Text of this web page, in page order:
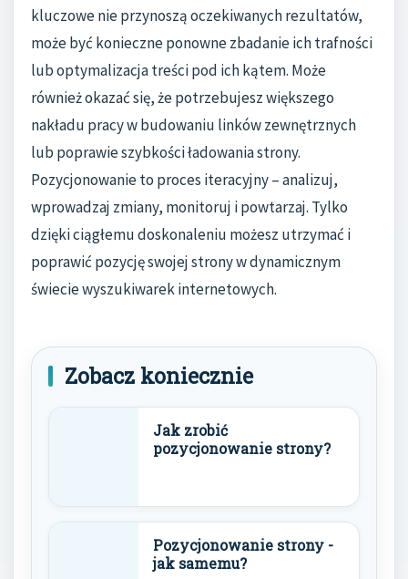
kluczowe nie przynoszą oczekiwanych rezultatów,
może być konieczne ponowne zbadanie ich trafności
lub optymalizacja treści pod ich kątem. Może
również okazać się, że potrzebujesz większego
nakładu pracy w budowaniu linków zewnętrznych
lub poprawie szybkości ładowania strony.
Pozycjonowanie to proces iteracyjny – analizuj,
wprowadzaj zmiany, monitoruj i powtarzaj. Tylko
dzięki ciągłemu doskonaleniu możesz utrzymać i
poprawić pozycję swojej strony w dynamicznym
świecie wyszukiwarek internetowych.
Zobacz koniecznie
Jak zrobić
pozycjonowanie strony?
Pozycjonowanie strony -
jak samemu?